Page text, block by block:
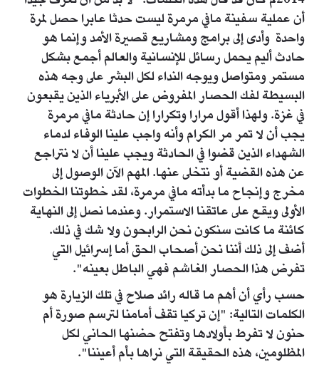
أن عملية سفينة مافي مرمرة ليست حدثا عابرا حصل لمرة
واحدة وأدى إلى برامج ومشاريع قصيرة الأمد وإنما هو
حادث أليم يحمل رسائل للإنسانية والعالم أجمع بشكل
مستمر ومتواصل ويوجه النداء لكل البشر على وجه هذه
البسيطة لفك الحصار المفروض على الأبرياء الذين يقبعون
في غزة. ولهذا أقول مرارا وتكرارا إن حادثة مافي مرمرة
يجب أن لا تمر مر الكرام وأنه واجب علينا الوفاء لدماء
الشهداء الذين قضوا في الحادثة ويجب علينا أن لا نتراجع
عن هذه القضية أو نتخلى عنها. المهم الآن الوصول إلى
مخرج وإنجاح ما بدأته مافي مرمرة، لقد خطوتنا الخطوات
الأولى ويقع على عاتقنا الاستمرار. وعندما نصل إلى النهاية
كائنة ما كانت سنكون نحن الرابحون ولا شك في ذلك.
أضف إلى ذلك أننا نحن أصحاب الحق أما إسرائيل التي
تفرض هذا الحصار الغاشم فهي الباطل بعينه".
حسب رأي أن أهم ما قاله رائد صلاح في تلك الزيارة هو
الكلمات التالية: "إن تركيا تقف أمامنا لترسم صورة أم
حنون لا تفرط بأولادها وتفتح حضنها الحاني لكل
المظلومين، هذه الحقيقة التي نراها بأم أعيننا".